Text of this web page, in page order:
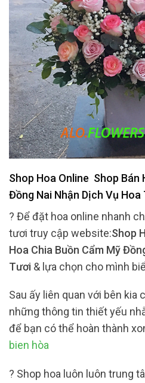
Shop Hoa Online Shop Bán
Đồng Nai Nhận Dịch Vụ Hoa
? Để đặt hoa online nhanh
tươi truy cập website:Shop
Hoa Chia Buồn Cẩm Mỹ
Tươi & lựa chọn cho mình
Sau ấy liên quan với bên kia
những thông tin thiết yếu
để bạn có thể hoàn thành
bien hòa
? Shop hoa luôn luôn trung